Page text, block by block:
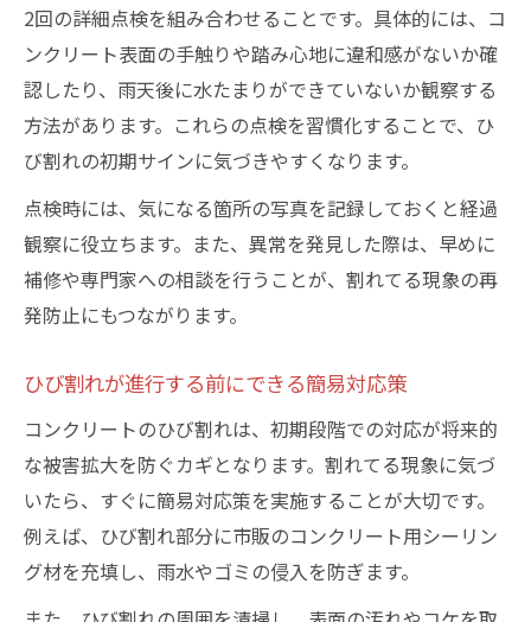
2回の詳細点検を組み合わせることです。具体的には、コ
ンクリート表面の手触りや踏み心地に違和感がないか確
認したり、雨天後に水たまりができていないか観察する
方法があります。これらの点検を習慣化することで、ひ
び割れの初期サインに気づきやすくなります。
点検時には、気になる箇所の写真を記録しておくと経過
観察に役立ちます。また、異常を発見した際は、早めに
補修や専門家への相談を行うことが、割れてる現象の再
発防止にもつながります。
ひび割れが進行する前にできる簡易対応策
コンクリートのひび割れは、初期段階での対応が将来的
な被害拡大を防ぐカギとなります。割れてる現象に気づ
いたら、すぐに簡易対応策を実施することが大切です。
例えば、ひび割れ部分に市販のコンクリート用シーリン
グ材を充填し、雨水やゴミの侵入を防ぎます。